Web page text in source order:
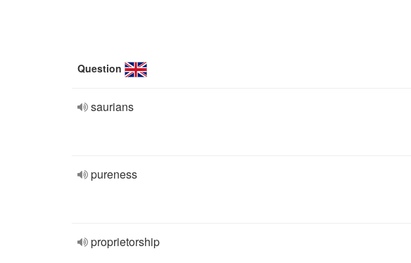
Question
saurians
pureness
proprietorship